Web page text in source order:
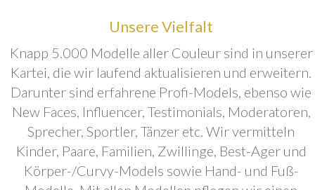
Unsere Vielfalt
Knapp 5.000 Modelle aller Couleur sind in unserer
Kartei, die wir laufend aktualisieren und erweitern.
Darunter sind erfahrene Profi-Models, ebenso wie
New Faces, Influencer, Testimonials, Moderatoren,
Sprecher, Sportler, Tänzer etc. Wir vermitteln
Kinder, Paare, Familien, Zwillinge, Best-Ager und
Körper-/Curvy-Models sowie Hand- und Fuß-